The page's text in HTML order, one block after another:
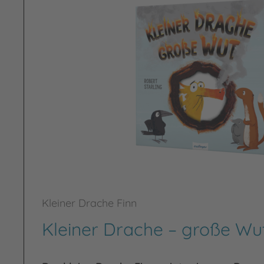
Kleiner Drache Finn
Kleiner Drache – große